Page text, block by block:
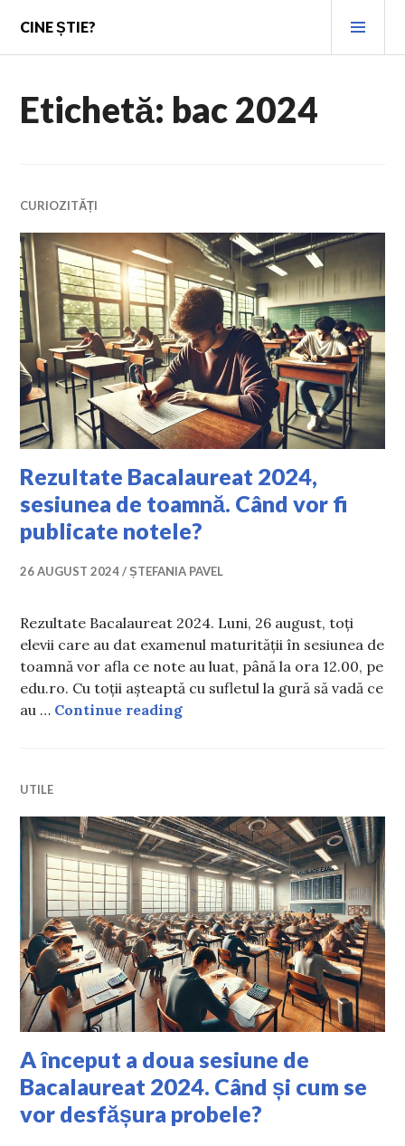
content
CINE ȘTIE?
Etichetă: bac 2024
CURIOZITĂȚI
Rezultate Bacalaureat 2024,
sesiunea de toamnă. Când vor fi
publicate notele?
26 AUGUST 2024 ȘTEFANIA PAVEL
Rezultate Bacalaureat 2024. Luni, 26 august, toți
elevii care au dat examenul maturității în sesiunea de
toamnă vor afla ce note au luat, până la ora 12.00, pe
edu.ro. Cu toții așteaptă cu sufletul la gură să vadă ce
au … Continue readingRezultate Bacalaureat 2024,
UTILE
A început a doua sesiune de
Bacalaureat 2024. Când și cum se
vor desfășura probele?